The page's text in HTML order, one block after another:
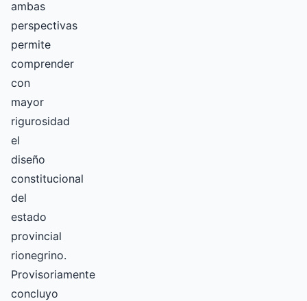
ambas
perspectivas
permite
comprender
con
mayor
rigurosidad
el
diseño
constitucional
del
estado
provincial
rionegrino.
Provisoriamente
concluyo